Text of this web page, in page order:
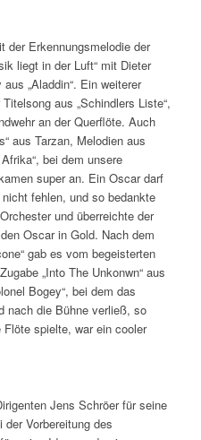
der Erkennungsmelodie der
liegt in der Luft“ mit Dieter
„Aladdin“. Ein weiterer
aus „Schindlers Liste“,
an der Querflöte. Auch
aus Tarzan, Melodien aus
bei dem unsere
super an. Ein Oscar darf
fehlen, und so bedankte
und überreichte der
Oscar in Gold. Nach dem
gab es vom begeisterten
„Into The Unkonwn“ aus
Bogey“, bei dem das
nach die Bühne verließ, so
spielte, war ein cooler
Jens Schröer für seine
Vorbereitung des